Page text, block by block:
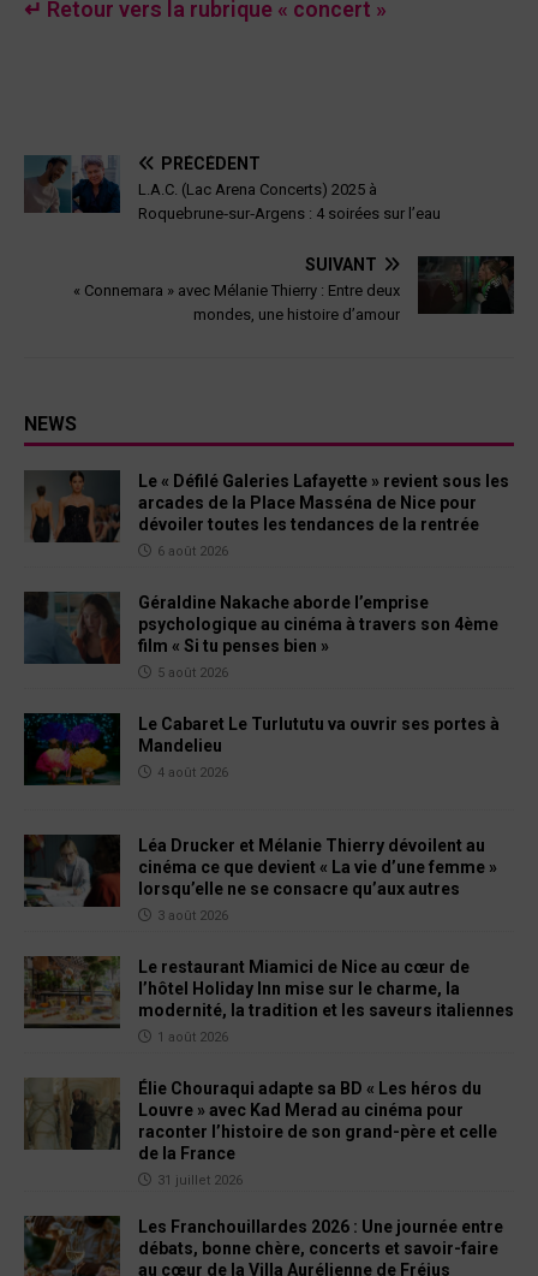
↵ Retour vers la rubrique « concert »
PRÉCÉDENT
L.A.C. (Lac Arena Concerts) 2025 à
Roquebrune‑sur‑Argens : 4 soirées sur l’eau
SUIVANT
« Connemara » avec Mélanie Thierry : Entre deux
mondes, une histoire d’amour
NEWS
Le « Défilé Galeries Lafayette » revient sous les
arcades de la Place Masséna de Nice pour
dévoiler toutes les tendances de la rentrée
6 août 2026
Géraldine Nakache aborde l’emprise
psychologique au cinéma à travers son 4ème
film « Si tu penses bien »
5 août 2026
Le Cabaret Le Turlututu va ouvrir ses portes à
Mandelieu
4 août 2026
Léa Drucker et Mélanie Thierry dévoilent au
cinéma ce que devient « La vie d’une femme »
lorsqu’elle ne se consacre qu’aux autres
3 août 2026
Le restaurant Miamici de Nice au cœur de
l’hôtel Holiday Inn mise sur le charme, la
modernité, la tradition et les saveurs italiennes
1 août 2026
Élie Chouraqui adapte sa BD « Les héros du
Louvre » avec Kad Merad au cinéma pour
raconter l’histoire de son grand-père et celle
de la France
31 juillet 2026
Les Franchouillardes 2026 : Une journée entre
débats, bonne chère, concerts et savoir-faire
au cœur de la Villa Aurélienne de Fréjus